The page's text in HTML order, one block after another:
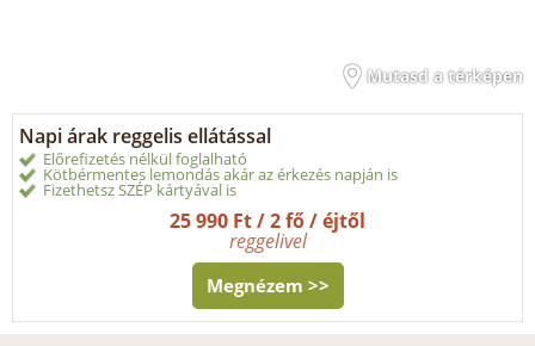
Mutasd a térképen
Napi árak reggelis ellátással
Előrefizetés nélkül foglalható
Kötbérmentes lemondás akár az érkezés napján is
Fizethetsz SZÉP kártyával is
25 990 Ft / 2 fő / éjtől
reggelivel
Megnézem >>